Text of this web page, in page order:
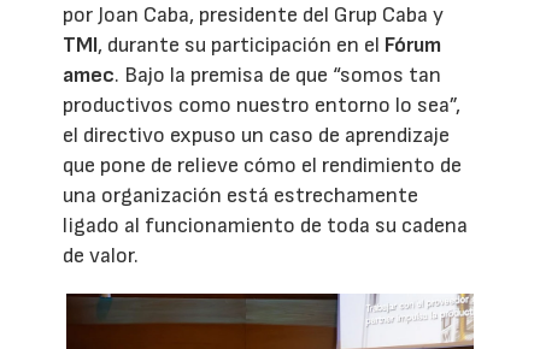
por Joan Caba, presidente del Grup Caba y
TMI, durante su participación en el Fórum
amec. Bajo la premisa de que “somos tan
productivos como nuestro entorno lo sea”,
el directivo expuso un caso de aprendizaje
que pone de relieve cómo el rendimiento de
una organización está estrechamente
ligado al funcionamiento de toda su cadena
de valor.